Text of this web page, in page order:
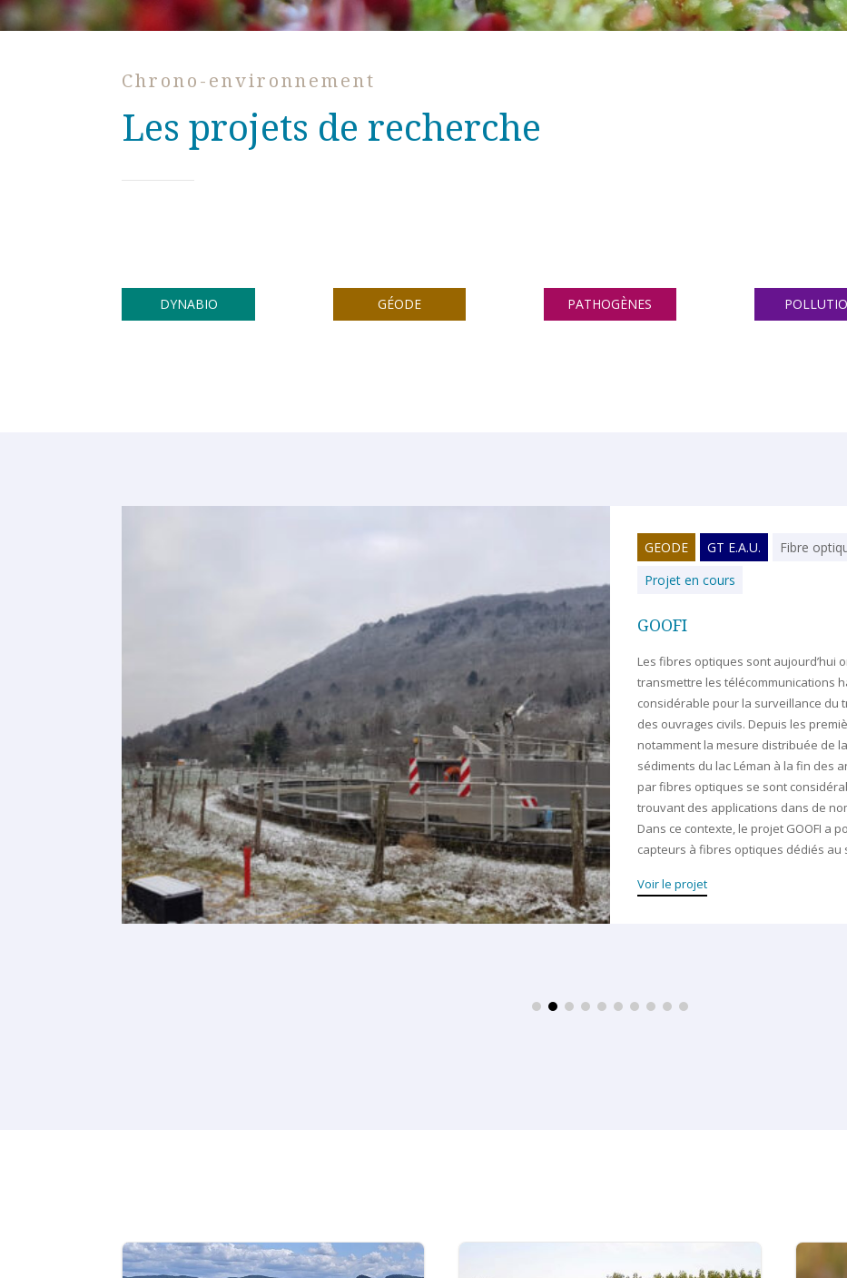
Chrono-environnement
Les projets de recherche
DYNABIO GÉODE PATHOGÈNES
Instrumentation
GOOFI
Les fibres optiques sont aujourd’hui omniprésentes sur notre territoire pour
transmettre les télécommunications haut débit. Ces capteurs ont pris un essor
considérable pour la surveillance du transport de l’énergie, des bâtiments et
des ouvrages civils. Depuis les premières applications en environnement,
notamment la mesure distribuée de la température de l’eau dans les
sédiments du lac Léman à la fin des années 1990, les techniques de mesure
par fibres optiques se sont considérablement développées et diversifiées,
trouvant des applications dans de nombreux domaines, dont l’hydrogéologie.
Dans ce contexte, le projet GOOFI a pour objectif de développer de nouveaux
capteurs à fibres optiques dédiés au suivi environnemental.
Voir le projet